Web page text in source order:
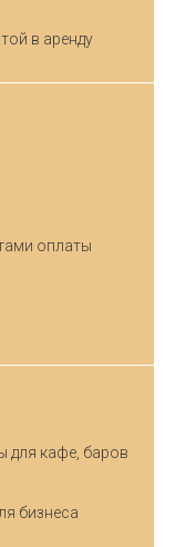
в аренду
оплаты
кафе, баров
бизнеса